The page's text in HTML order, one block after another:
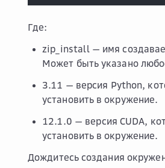
Где:
zip_install — имя
Может быть указано
3.11 — версия Python,
установить в окружение.
12.1.0 — версия CUDA,
установить в окружение.
Дождитесь создания